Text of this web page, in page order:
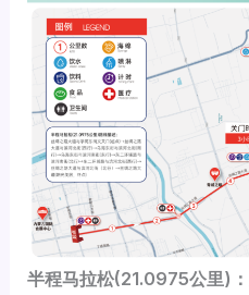
半程马拉松(21.0975公里)：